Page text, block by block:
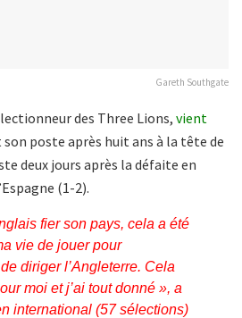
Gareth Southgate
des Three Lions, vient
poste après huit ans à la tête de
deux jours après la défaite en
(1-2).
fier son pays, cela a été
vie de jouer pour
diriger l’Angleterre. Cela
moi et j’ai tout donné », a
international (57 sélections)